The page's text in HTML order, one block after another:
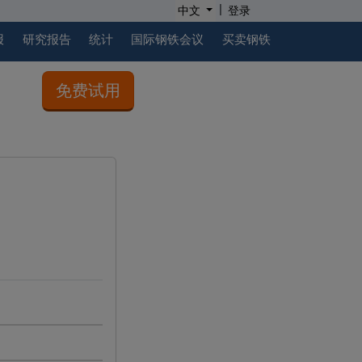
中文 | 登录
研究报告 统计 国际钢铁会议 买卖钢铁
免费试用